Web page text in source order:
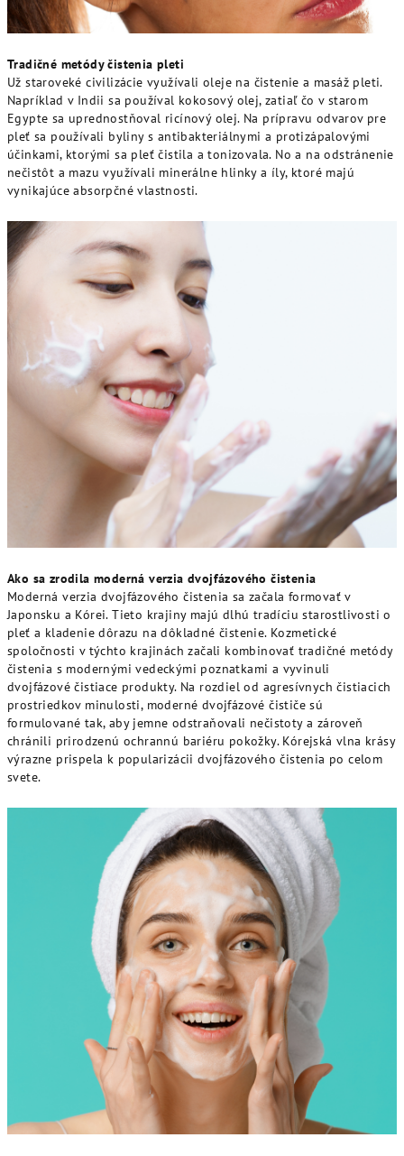
Tradičné metódy čistenia pleti
Už staroveké civilizácie využívali oleje na čistenie a masáž pleti.
Napríklad v Indii sa používal kokosový olej, zatiaľ čo v starom
Egypte sa uprednostňoval ricínový olej. Na prípravu odvarov pre
pleť sa používali byliny s antibakteriálnymi a protizápalovými
účinkami, ktorými sa pleť čistila a tonizovala. No a na odstránenie
nečistôt a mazu využívali minerálne hlinky a íly, ktoré majú
vynikajúce absorpčné vlastnosti.
Ako sa zrodila moderná verzia dvojfázového čistenia
Moderná verzia dvojfázového čistenia sa začala formovať v
Japonsku a Kórei. Tieto krajiny majú dlhú tradíciu starostlivosti o
pleť a kladenie dôrazu na dôkladné čistenie. Kozmetické
spoločnosti v týchto krajinách začali kombinovať tradičné metódy
čistenia s modernými vedeckými poznatkami a vyvinuli
dvojfázové čistiace produkty. Na rozdiel od agresívnych čistiacich
prostriedkov minulosti, moderné dvojfázové čističe sú
formulované tak, aby jemne odstraňovali nečistoty a zároveň
chránili prirodzenú ochrannú bariéru pokožky. Kórejská vlna krásy
výrazne prispela k popularizácii dvojfázového čistenia po celom
svete.